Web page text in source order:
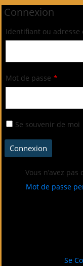
Connexion
Identifiant ou adresse
Mot de passe *
Se souvenir de moi
Vous n’avez pas
Mot de passe
Se